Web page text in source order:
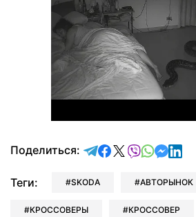
Поделиться: отправить в
поделиться в
поделиться в
Теги: SKODA АВТОРЫНОК
КРОССОВЕРЫ КРОССОВЕР